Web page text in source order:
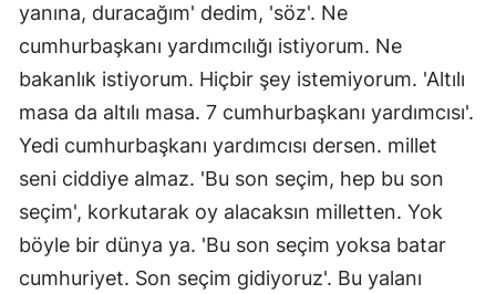
yanına, duracağım' dedim, 'söz'. Ne
cumhurbaşkanı yardımcılığı istiyorum. Ne
bakanlık istiyorum. Hiçbir şey istemiyorum. 'Altılı
masa da altılı masa. 7 cumhurbaşkanı yardımcısı'.
Yedi cumhurbaşkanı yardımcısı dersen. millet
seni ciddiye almaz. 'Bu son seçim, hep bu son
seçim', korkutarak oy alacaksın milletten. Yok
böyle bir dünya ya. 'Bu son seçim yoksa batar
cumhuriyet. Son seçim gidiyoruz'. Bu yalanı